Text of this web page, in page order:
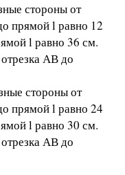
стороны от
прямой l равно 12
l равно 36 см.
АВ до
стороны от
прямой l равно 24
l равно 30 см.
АВ до